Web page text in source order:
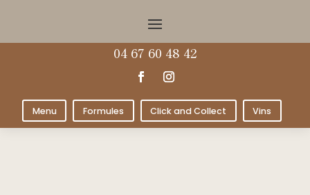
04 67 60 48 42
Menu Formules Click and Collect Vins